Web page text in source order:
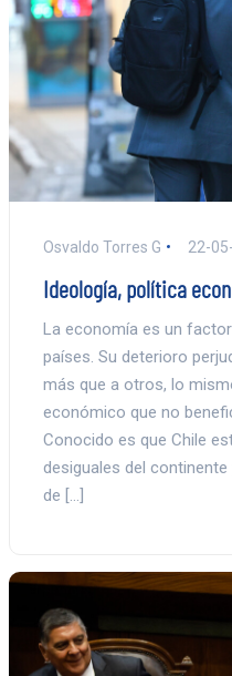
Osvaldo Torres G 22-
Ideología, política
La economía es un
países. Su deterioro
más que a otros, lo
económico que no
Conocido es que Chile
desiguales del
de […]